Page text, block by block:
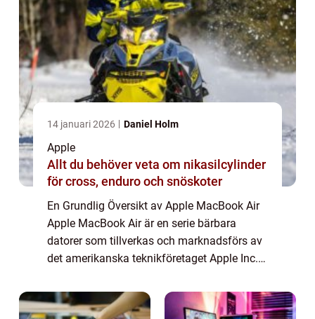
14 januari 2026 Daniel Holm
Apple
Allt du behöver veta om nikasilcylinder
för cross, enduro och snöskoter
En Grundlig Översikt av Apple MacBook Air
Apple MacBook Air är en serie bärbara
datorer som tillverkas och marknadsförs av
det amerikanska teknikföretaget Apple Inc.
och har sedan dess blivit synonymt med
komp...